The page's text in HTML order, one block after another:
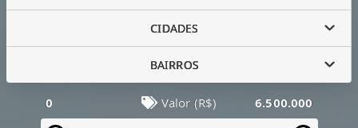
CIDADES
BAIRROS
0 Valor (R$) 6.500.000